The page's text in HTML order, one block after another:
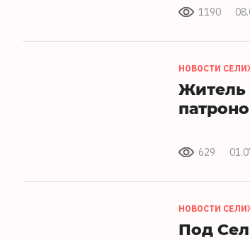
1190
НОВОСТИ
Житель
629
НОВОСТИ
Под